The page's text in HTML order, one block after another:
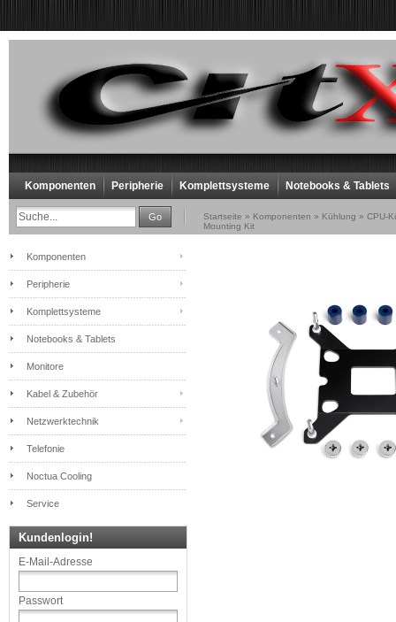
Komponenten Peripherie Komplettsysteme Notebooks & Tablets
Go Startseite » Komponenten » Kühlung » CPU-
Mounting Kit
Komponenten
Peripherie
Komplettsysteme
Notebooks & Tablets
Monitore
Kabel & Zubehör
Netzwerktechnik
Telefonie
Noctua Cooling
Service
Kundenlogin!
E-Mail-Adresse
Passwort